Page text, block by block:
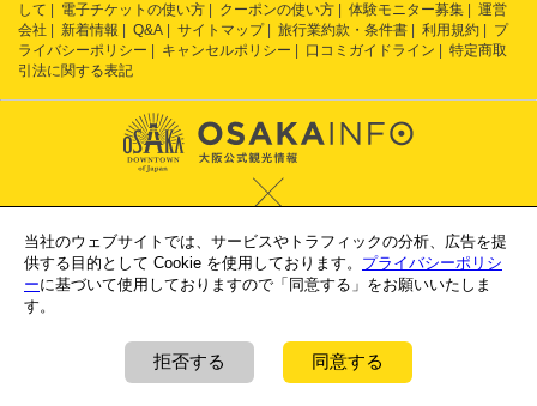
して
電子チケットの使い方 クーポンの使い方 体験モニター募集
運営
会社
新着情報 Q&A サイトマップ 旅行業約款・条件書 利用規約
プ
ライバシーポリシー
キャンセルポリシー 口コミガイドライン
特定商取
引法に関する表記
Supported by
大阪府旅館ホテル生活衛生同業組合青年部
当社のウェブサイトでは、サービスやトラフィックの分析、広告を提
供する目的として Cookie を使用しております。 プライバシーポリシ
ーに基づいて使用しておりますので「同意する」をお願いいたしま
す。
拒否する 同意する